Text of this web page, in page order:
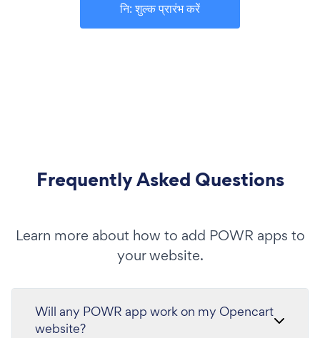
नि: शुल्क प्रारंभ करें
Frequently Asked Questions
Learn more about how to add POWR apps to
your website.
Will any POWR app work on my Opencart
website?